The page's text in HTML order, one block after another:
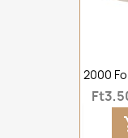
2000